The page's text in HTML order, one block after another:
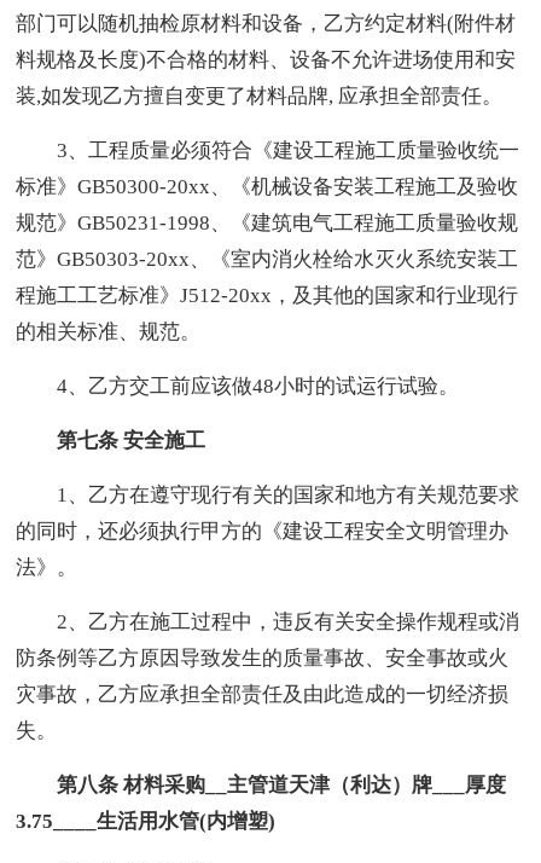
部门可以随机抽检原材料和设备，乙方约定材料(附件材
料规格及长度)不合格的材料、设备不允许进场使用和安
装,如发现乙方擅自变更了材料品牌, 应承担全部责任。
3、工程质量必须符合《建设工程施工质量验收统一
标准》GB50300-20xx、《机械设备安装工程施工及验收
规范》GB50231-1998、《建筑电气工程施工质量验收规
范》GB50303-20xx、《室内消火栓给水灭火系统安装工
程施工工艺标准》J512-20xx，及其他的国家和行业现行
的相关标准、规范。
4、乙方交工前应该做48小时的试运行试验。
第七条 安全施工
1、乙方在遵守现行有关的国家和地方有关规范要求
的同时，还必须执行甲方的《建设工程安全文明管理办
法》。
2、乙方在施工过程中，违反有关安全操作规程或消
防条例等乙方原因导致发生的质量事故、安全事故或火
灾事故，乙方应承担全部责任及由此造成的一切经济损
失。
第八条 材料采购__主管道天津（利达）牌___厚度
3.75____生活用水管(内增塑)